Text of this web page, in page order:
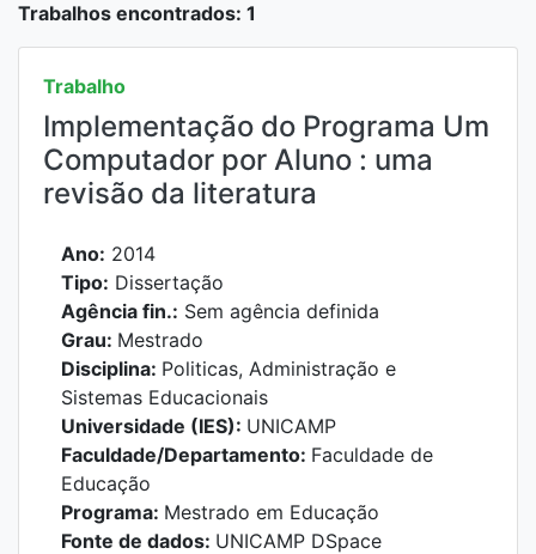
Trabalhos encontrados: 1
Trabalho
Implementação do Programa Um
Computador por Aluno : uma
revisão da literatura
Ano: 2014
Tipo: Dissertação
Agência fin.: Sem agência definida
Grau: Mestrado
Disciplina: Politicas, Administração e
Sistemas Educacionais
Universidade (IES): UNICAMP
Faculdade/Departamento: Faculdade de
Educação
Programa: Mestrado em Educação
Fonte de dados: UNICAMP DSpace